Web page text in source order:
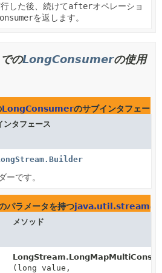
した後、続けてafterオペレーショ
を返します。
でのLongConsumerの使用
LongConsumerのサブインタフェース
ンタフェース
ーです。
パラメータを持つjava.util.streamの
メソッド
(long value,